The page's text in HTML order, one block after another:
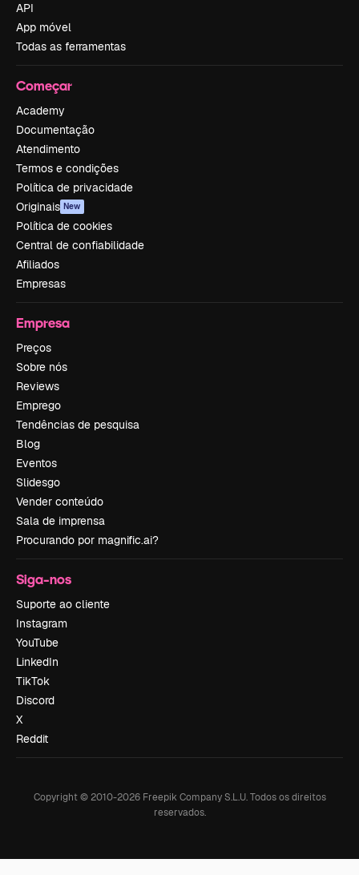
API
App móvel
Todas as ferramentas
Começar
Academy
Documentação
Atendimento
Termos e condições
Política de privacidade
Originais New
Política de cookies
Central de confiabilidade
Afiliados
Empresas
Empresa
Preços
Sobre nós
Reviews
Emprego
Tendências de pesquisa
Blog
Eventos
Slidesgo
Vender conteúdo
Sala de imprensa
Procurando por magnific.ai?
Siga-nos
Suporte ao cliente
Instagram
YouTube
LinkedIn
TikTok
Discord
X
Reddit
Copyright © 2010-2026Freepik Company S.L.U. Todos os direitos
reservados.